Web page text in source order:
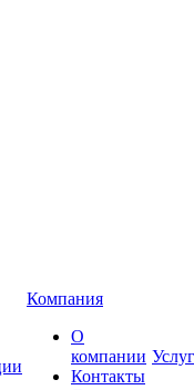
Компания
О
компании
Контакты